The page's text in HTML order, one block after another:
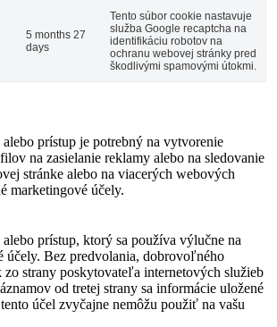
5 months 27
days
Tento súbor cookie nastavuje
služba Google recaptcha na
identifikáciu robotov na
ochranu webovej stránky pred
škodlivými spamovými útokmi.
prístup je potrebný na vytvorenie
na zasielanie reklamy alebo na sledovanie
stránke alebo na viacerých webových
marketingové účely.
prístup, ktorý sa používa výlučne na
účely. Bez predvolania, dobrovoľného
zo strany poskytovateľa internetových služieb
od tretej strany sa informácie uložené
účel zvyčajne nemôžu použiť na vašu